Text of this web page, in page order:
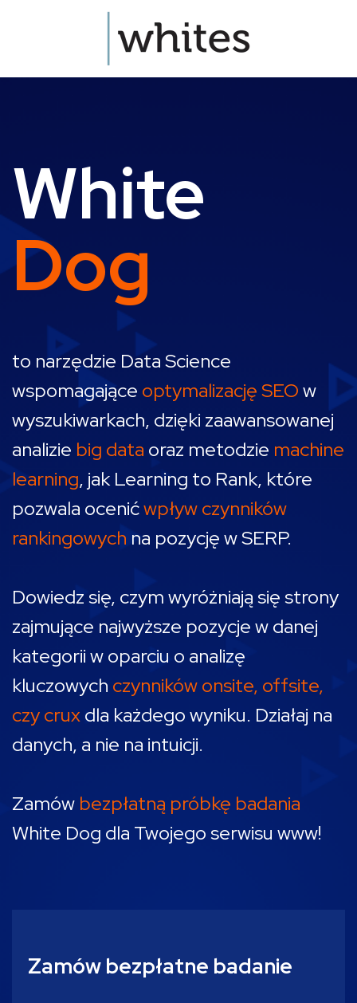
White
Dog
to narzędzie Data Science
wspomagające optymalizację SEOw
wyszukiwarkach, dzięki zaawansowanej
analizie big data oraz metodzie machine
learning, jak Learning to Rank, które
pozwala ocenićwpływ czynników
rankingowych na pozycję w SERP.
Dowiedz się, czym wyróżniają się strony
zajmujące najwyższe pozycje w danej
kategorii w oparciu o analizę
kluczowych czynników onsite, offsite,
czy cruxdla każdego wyniku. Działaj na
danych, a nie na intuicji.
Zamów bezpłatną próbkę badania
White Dog dla Twojego serwisu www!
Zamów bezpłatne badanie